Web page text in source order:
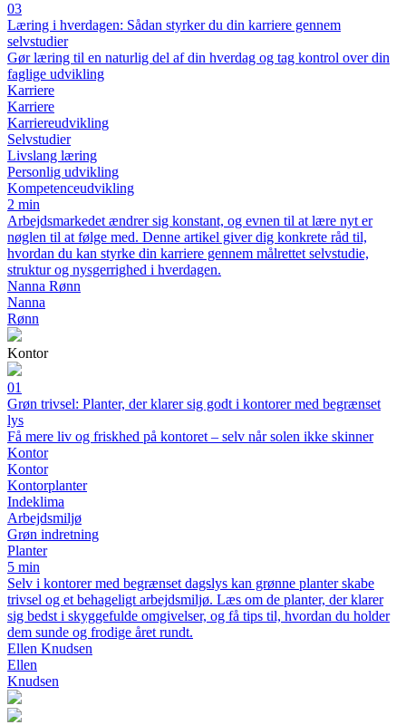
03
Læring i hverdagen: Sådan styrker du din karriere gennem
selvstudier
Gør læring til en naturlig del af din hverdag og tag kontrol over din
faglige udvikling
Karriere
Karriere
Karriereudvikling
Selvstudier
Livslang læring
Personlig udvikling
Kompetenceudvikling
2 min
Arbejdsmarkedet ændrer sig konstant, og evnen til at lære nyt er
nøglen til at følge med. Denne artikel giver dig konkrete råd til,
hvordan du kan styrke din karriere gennem målrettet selvstudie,
struktur og nysgerrighed i hverdagen.
Nanna Rønn
Nanna
Rønn
Kontor
01
Grøn trivsel: Planter, der klarer sig godt i kontorer med begrænset
lys
Få mere liv og friskhed på kontoret – selv når solen ikke skinner
Kontor
Kontor
Kontorplanter
Indeklima
Arbejdsmiljø
Grøn indretning
Planter
5 min
Selv i kontorer med begrænset dagslys kan grønne planter skabe
trivsel og et behageligt arbejdsmiljø. Læs om de planter, der klarer
sig bedst i skyggefulde omgivelser, og få tips til, hvordan du holder
dem sunde og frodige året rundt.
Ellen Knudsen
Ellen
Knudsen